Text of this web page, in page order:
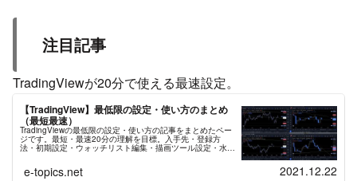
注目記事
TradingViewが20分で使える最速設定。
【TradingView】最低限の設定・使い方のまとめ
（最短最速）
TradingViewの最低限の設定・使い方の記事をまとめたペー
ジです。最短・最速20分の理解を目標。入手先・登録方
法・初期設定・ウォッチリスト編集・描画ツール設定・水平
e-topics.net 2021.12.22